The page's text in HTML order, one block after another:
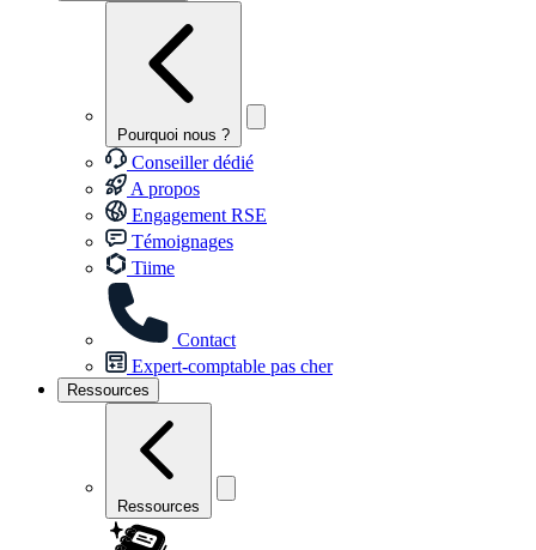
Pourquoi nous ?
Conseiller dédié
A propos
Engagement RSE
Témoignages
Tiime
Contact
Expert-comptable pas cher
Ressources
Ressources